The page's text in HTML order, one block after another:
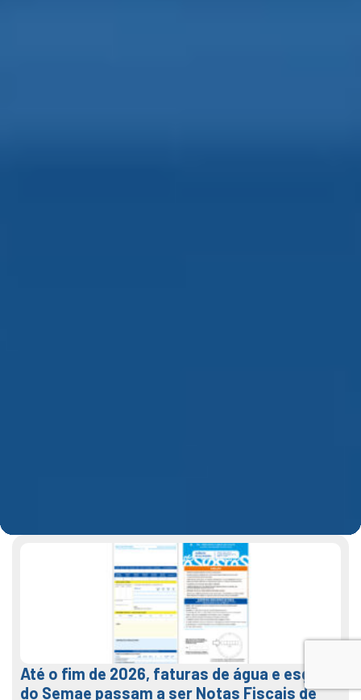
Até o fim de 2026, faturas de água e esgoto
do Semae passam a ser Notas Fiscais de